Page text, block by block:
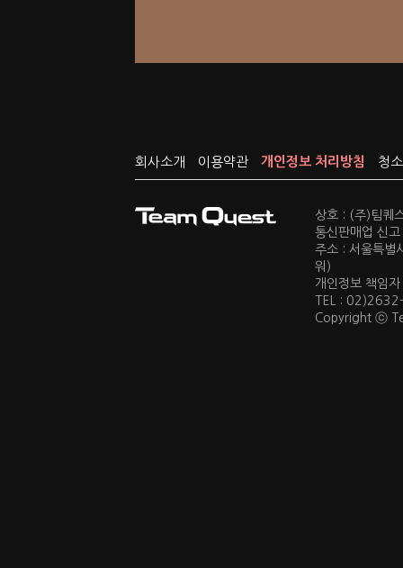
회사소개 이용약관 개인정보 처리방침 청
상호 : (주)팀퀘
통신판매업 신
주소 : 서울특
워)
개인정보 책
TEL :
Copyright ⓒ